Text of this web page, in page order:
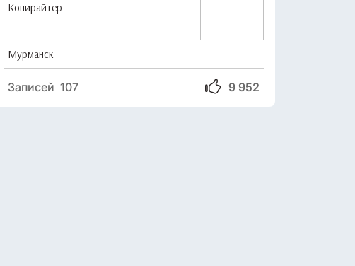
Копирайтер
Мурманск
9 952
Записей 107